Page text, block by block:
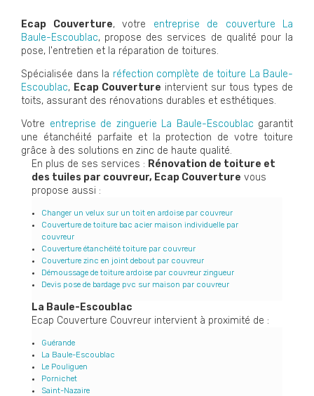
Ecap Couverture, votre entreprise de couverture La
Baule-Escoublac, propose des services de qualité pour la
pose, l'entretien et la réparation de toitures.
Spécialisée dans la réfection complète de toiture La Baule-
Escoublac, Ecap Couverture intervient sur tous types de
toits, assurant des rénovations durables et esthétiques.
Votre entreprise de zinguerie La Baule-Escoublac garantit
une étanchéité parfaite et la protection de votre toiture
grâce à des solutions en zinc de haute qualité.
En plus de ses services : Rénovation de toiture et
des tuiles par couvreur, Ecap Couverture vous
propose aussi :
Changer un velux sur un toit en ardoise par couvreur
Couverture de toiture bac acier maison individuelle par
couvreur
Couverture étanchéité toiture par couvreur
Couverture zinc en joint debout par couvreur
Démoussage de toiture ardoise par couvreur zingueur
Devis pose de bardage pvc sur maison par couvreur
La Baule-Escoublac
Ecap Couverture Couvreur intervient à proximité de :
Guérande
La Baule-Escoublac
Le Pouliguen
Pornichet
Saint-Nazaire